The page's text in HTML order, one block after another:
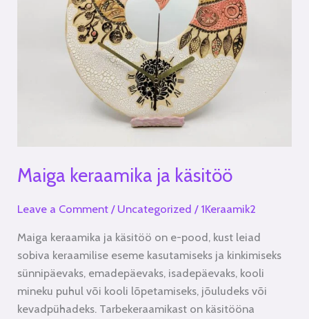
Maiga keraamika ja käsitöö
Leave a Comment / Uncategorized / 1Keraamik2
Maiga keraamika ja käsitöö on e-pood, kust leiad
sobiva keraamilise eseme kasutamiseks ja kinkimiseks
sünnipäevaks, emadepäevaks, isadepäevaks, kooli
mineku puhul või kooli lõpetamiseks, jõuludeks või
kevadpühadeks. Tarbekeraamikast on käsitööna